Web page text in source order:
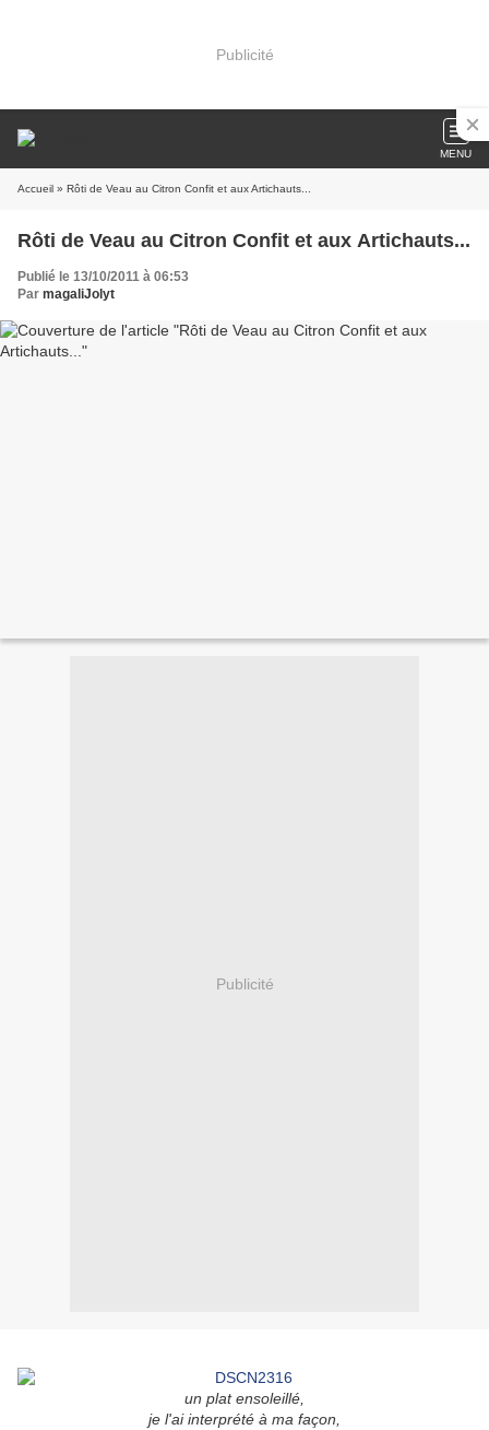
Publicité
MENU
Accueil » Rôti de Veau au Citron Confit et aux Artichauts...
Rôti de Veau au Citron Confit et aux Artichauts...
Publié le 13/10/2011 à 06:53
Par magaliJolyt
Publicité
un plat ensoleillé,
je l'ai interprété à ma façon,